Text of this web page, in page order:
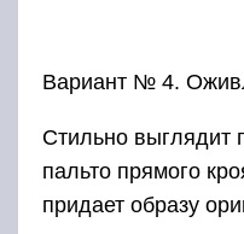
Вариант № 4.
Стильно выглядит
пальто прямого
придает образу